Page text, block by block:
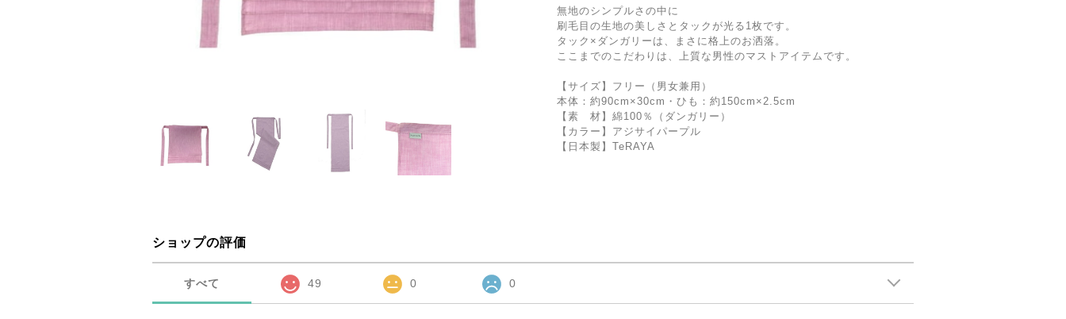
無地のシンプルさの中に
刷毛目の生地の美しさとタックが光る1枚です。
タック×ダンガリーは、まさに格上のお洒落。
ここまでのこだわりは、上質な男性のマストアイテムです。
【サイズ】フリー（男女兼用）
本体：約90cm×30cm・ひも：約150cm×2.5cm
【素 材】綿100％（ダンガリー）
【カラー】アジサイパープル
【日本製】TeRAYA
ショップの評価
すべて 49 0 0